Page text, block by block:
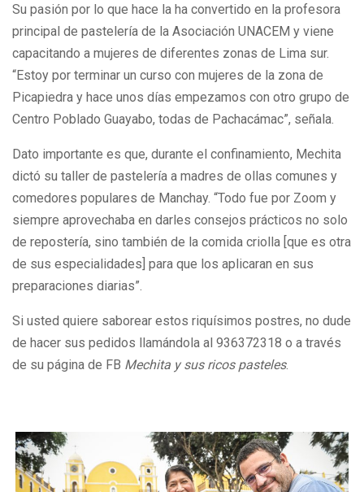
Su pasión por lo que hace la ha convertido en la profesora
principal de pastelería de la Asociación UNACEM y viene
capacitando a mujeres de diferentes zonas de Lima sur.
“Estoy por terminar un curso con mujeres de la zona de
Picapiedra y hace unos días empezamos con otro grupo de
Centro Poblado Guayabo, todas de Pachacámac”, señala.
Dato importante es que, durante el confinamiento, Mechita
dictó su taller de pastelería a madres de ollas comunes y
comedores populares de Manchay. “Todo fue por Zoom y
siempre aprovechaba en darles consejos prácticos no solo
de repostería, sino también de la comida criolla [que es otra
de sus especialidades] para que los aplicaran en sus
preparaciones diarias”.
Si usted quiere saborear estos riquísimos postres, no dude
de hacer sus pedidos llamándola al 936372318 o a través
de su página de FB Mechita y sus ricos pasteles.